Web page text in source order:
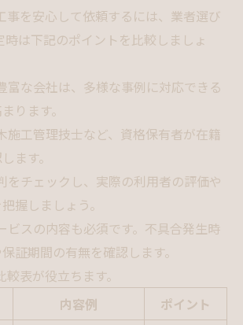
事を安心して依頼するには、業者選び
時は下記のポイントを比較しましょ
富な会社は、多様な事例に対応できる
ります。
施工管理技士など、資格保有者が在籍
ます。
をチェックし、実際の利用者の評価や
握しましょう。
ビスの内容も必須です。不具合発生時
証期間の有無を確認します。
表が役立ちます。
内容例 ポイント